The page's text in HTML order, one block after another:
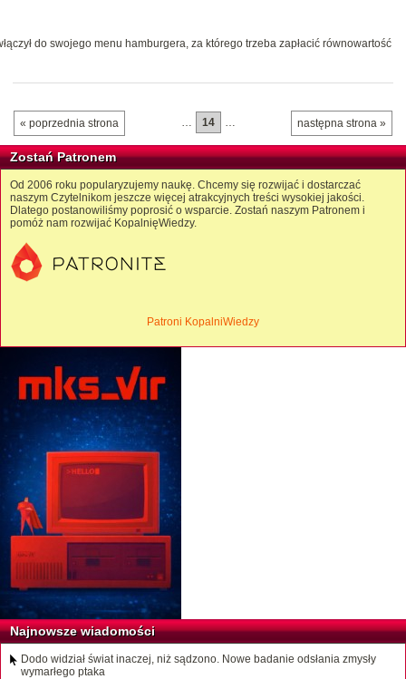
do swojego menu hamburgera, za którego trzeba zapłacić równowartość
« poprzednia strona następna strona »
… 14 …
Zostań Patronem
Od 2006 roku popularyzujemy naukę. Chcemy się rozwijać i dostarczać
naszym Czytelnikom jeszcze więcej atrakcyjnych treści wysokiej jakości.
Dlatego postanowiliśmy poprosić o wsparcie. Zostań naszym Patronem i
pomóż nam rozwijać KopalnięWiedzy.
Patroni KopalniWiedzy
Najnowsze wiadomości
Dodo widział świat inaczej, niż sądzono. Nowe badanie odsłania zmysły
wymarłego ptaka